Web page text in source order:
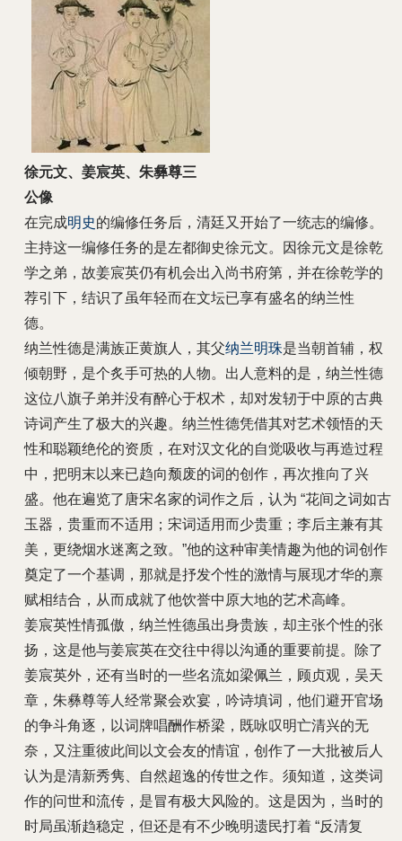
徐元文、姜宸英、朱彝尊三
公像
在完成明史的编修任务后，清廷又开始了一统志的编修。
主持这一编修任务的是左都御史徐元文。因徐元文是徐乾
学之弟，故姜宸英仍有机会出入尚书府第，并在徐乾学的
荐引下，结识了虽年轻而在文坛已享有盛名的纳兰性
德。
纳兰性德是满族正黄旗人，其父纳兰明珠是当朝首辅，权
倾朝野，是个炙手可热的人物。出人意料的是，纳兰性德
这位八旗子弟并没有醉心于权术，却对发轫于中原的古典
诗词产生了极大的兴趣。纳兰性德凭借其对艺术领悟的天
性和聪颖绝伦的资质，在对汉文化的自觉吸收与再造过程
中，把明末以来已趋向颓废的词的创作，再次推向了兴
盛。他在遍览了唐宋名家的词作之后，认为 “花间之词如古
玉器，贵重而不适用；宋词适用而少贵重；李后主兼有其
美，更绕烟水迷离之致。”他的这种审美情趣为他的词创作
奠定了一个基调，那就是抒发个性的激情与展现才华的禀
赋相结合，从而成就了他饮誉中原大地的艺术高峰。
姜宸英性情孤傲，纳兰性德虽出身贵族，却主张个性的张
扬，这是他与姜宸英在交往中得以沟通的重要前提。除了
姜宸英外，还有当时的一些名流如梁佩兰，顾贞观，吴天
章，朱彝尊等人经常聚会欢宴，吟诗填词，他们避开官场
的争斗角逐，以词牌唱酬作桥梁，既咏叹明亡清兴的无
奈，又注重彼此间以文会友的情谊，创作了一大批被后人
认为是清新秀隽、自然超逸的传世之作。须知道，这类词
作的问世和流传，是冒有极大风险的。这是因为，当时的
时局虽渐趋稳定，但还是有不少晚明遗民打着 “反清复